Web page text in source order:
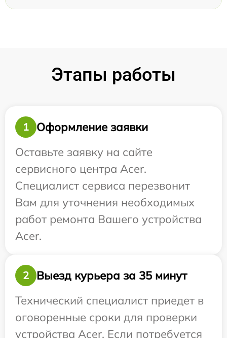
Этапы работы
1
Оформление заявки
Оставьте заявку на сайте
сервисного центра Acer.
Специалист сервиса перезвонит
Вам для уточнения необходимых
работ ремонта Вашего устройства
Acer.
2
Выезд курьера за 35 минут
Технический специалист приедет в
оговоренные сроки для проверки
устройства Acer. Если потребуется